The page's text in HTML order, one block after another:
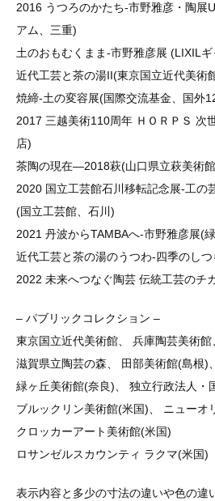
2016 うつろのかたち-市野雅彦・陶展
アム、三重)
土のおもむくまま-市野雅彦展 (LIXIL
近代工芸と茶の湯II(東京国立近代美術
焼締-土の変容展(国際交流基金、国外
2017 三越美術110周年 ＨＯＲＰＳ 次
店)
茶陶の現在―2018萩(山口県立萩美術
2020 国立工芸館石川移転記念展-工の
(国立工芸館、石川)
2021 丹波からTAMBAへ-市野雅彦展(
近代工芸と茶の湯のうつわ-四季のし
2022 未来へつなぐ陶芸 伝統工芸のチ
– パブリックコレクション –
東京国立近代美術館、 兵庫陶芸美術
滋賀県立陶芸の森、 田部美術館(島根)
緑ヶ丘美術館(奈良)、 独立行政法人・
ブルックリン美術館(米国)、 ニューオ
クロッカーアート美術館(米国)
ロサンゼルスカウンティ ラクマ(米国)
表示内容と多少の寸法の違いや色の違